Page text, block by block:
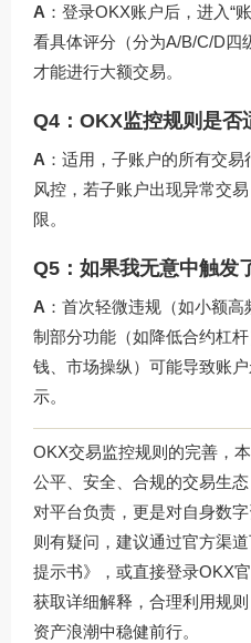
A ：登录OKX账户后，进入“
看具体评分（分为A/B/C/D四
才能进行大额交易。
Q4：OKX监控规则是否
A ：适用，子账户的所有交
风控，若子账户出现异常交
限。
Q5：如果我无意中触发
A ：首次轻微违规（如小额
制部分功能（如降低合约杠
钱、市场操纵）可能导致账
示。
OKX交易监控规则的完善，
公平、安全、合规的交易生
对平台负责，更是对自身数
则有疑问，建议通过官方渠
提示书》，或直接登录OKX
获取详细解释，合理利用规
资产浪潮中稳健前行。